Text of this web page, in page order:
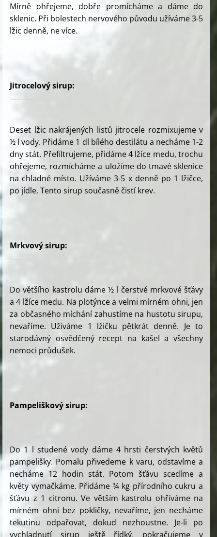
Mírně ohřejeme, dobře promícháme a dáme do
sklenic. Při bolestech nervového původu užíváme 3-5
lžic denně, ne více.
Jitrocelový sirup:
Deset lžic nakrájených listů jitrocele rozmixujeme v
½ l vody. Přidáme 1 dl bílého destilátu a necháme 1-2
dny stát. Přefiltrujeme, přidáme 4 lžíce medu, trochu
ohřejeme, rozmícháme a uložíme do tmavé sklenice
na chladné místo. Užíváme 3-5 x denně po 1 lžičce,
po jídle. Tento sirup současně čistí krev.
Mrkvový sirup:
Do většího kastrolu dáme ½ l čerstvé mrkvové šťávy
a 4 lžíce medu. Na plotýnce a velmi mírném ohni, jen
za občasného míchání zahustíme na hustotu sirupu,
nevaříme. Užíváme 1 lžičku pětkrát denně. Je to
starodávný osvědčený recept na kašel a všechny
nemoci průdušek.
Pampeliškový sirup:
Do 1 l studené vody dáme 4 hrsti čerstvých květů
pampelišky. Pomalu přivedeme k varu, odstavíme a
necháme 12 hodin stát. Potom šťávu scedíme a
květy vymačkáme. Přidáme ¾ kg přírodního cukru a
šťávu z 1 citronu. Ve větším kastrolu ohříváme na
mírném ohni bez pokličky, nevaříme, jen necháme
tekutinu odpařovat, dokud nezhoustne. Je-li po
vychladnutí sirup ještě řídký, pokračujeme v